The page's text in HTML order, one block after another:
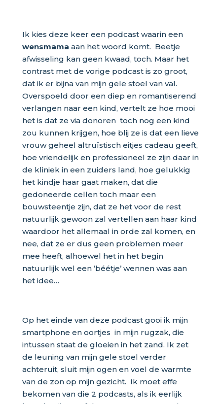
Ik kies deze keer een podcast waarin een
wensmama aan het woord komt. Beetje
afwisseling kan geen kwaad, toch. Maar het
contrast met de vorige podcast is zo groot,
dat ik er bijna van mijn gele stoel van val.
Overspoeld door een diep en romantiserend
verlangen naar een kind, vertelt ze hoe mooi
het is dat ze via donoren toch nog een kind
zou kunnen krijgen, hoe blij ze is dat een lieve
vrouw geheel altruïstisch eitjes cadeau geeft,
hoe vriendelijk en professioneel ze zijn daar in
de kliniek in een zuiders land, hoe gelukkig
het kindje haar gaat maken, dat die
gedoneerde cellen toch maar een
bouwsteentje zijn, dat ze het voor de rest
natuurlijk gewoon zal vertellen aan haar kind
waardoor het allemaal in orde zal komen, en
nee, dat ze er dus geen problemen meer
mee heeft, alhoewel het in het begin
natuurlijk wel een ‘béétje’ wennen was aan
het idee…
Op het einde van deze podcast gooi ik mijn
smartphone en oortjes in mijn rugzak, die
intussen staat de gloeien in het zand. Ik zet
de leuning van mijn gele stoel verder
achteruit, sluit mijn ogen en voel de warmte
van de zon op mijn gezicht. Ik moet effe
bekomen van die 2 podcasts, als ik eerlijk